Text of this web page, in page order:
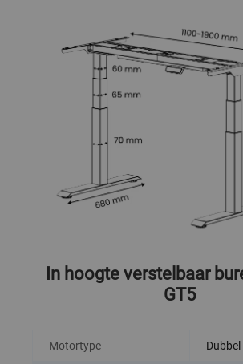
In hoogte verstelbaar
GT5
Motortype Dubbel